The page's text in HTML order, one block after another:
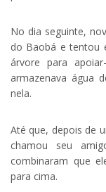
No dia seguinte,
do Baobá e tentou
árvore para
armazenava água
nela.
Até que, depois de
chamou seu
combinaram que
para cima.